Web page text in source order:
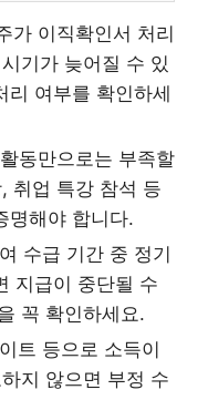
가 이직확인서 처리
기가 늦어질 수 있
리 여부를 확인하세
동만으로는 부족할
취업 특강 참석 등
명해야 합니다.
수급 기간 중 정기
지급이 중단될 수
꼭 확인하세요.
트 등으로 소득이
지 않으면 부정 수